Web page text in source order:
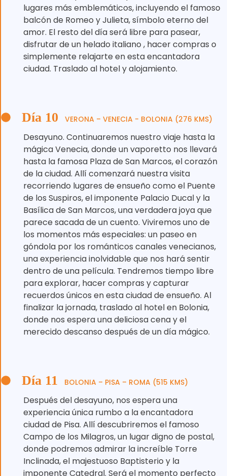
lugares más emblemáticos, incluyendo el famoso
balcón de Romeo y Julieta, símbolo eterno del
amor. El resto del día será libre para pasear,
disfrutar de un helado italiano , hacer compras o
simplemente relajarte en esta encantadora
ciudad. Traslado al hotel y alojamiento.
Día 10 VERONA – VENECIA - BOLONIA (276 KMS)
Desayuno. Continuaremos nuestro viaje hasta la
mágica Venecia, donde un vaporetto nos llevará
hasta la famosa Plaza de San Marcos, el corazón
de la ciudad. Allí comenzará nuestra visita
recorriendo lugares de ensueño como el Puente
de los Suspiros, el imponente Palacio Ducal y la
Basílica de San Marcos, una verdadera joya que
parece sacada de un cuento. Viviremos uno de
los momentos más especiales: un paseo en
góndola por los románticos canales venecianos,
una experiencia inolvidable que nos hará sentir
dentro de una película. Tendremos tiempo libre
para explorar, hacer compras y capturar
recuerdos únicos en esta ciudad de ensueño. Al
finalizar la jornada, traslado al hotel en Bolonia,
donde nos espera una deliciosa cena y el
merecido descanso después de un día mágico.
Día 11 BOLONIA – PISA – ROMA (515 KMS)
Después del desayuno, nos espera una
experiencia única rumbo a la encantadora
ciudad de Pisa. Allí descubriremos el famoso
Campo de los Milagros, un lugar digno de postal,
donde podremos admirar la increíble Torre
Inclinada, el majestuoso Baptisterio y la
imponente Catedral. Será el momento perfecto